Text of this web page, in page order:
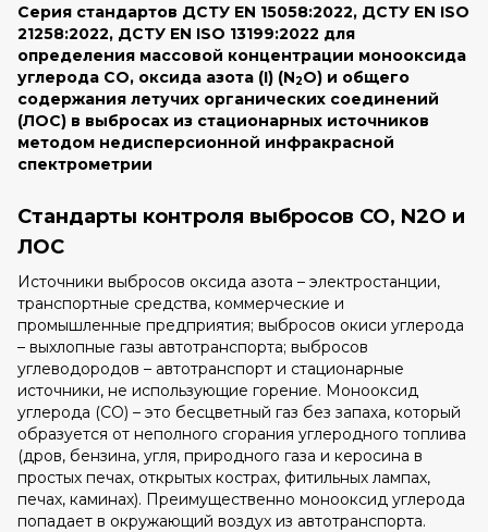
Серия стандартов ДСТУ EN 15058:2022, ДСТУ EN ISO
21258:2022, ДСТУ EN ISO 13199:2022 для
определения массовой концентрации монооксида
углерода СО, оксида азота (І) (N2O) и общего
содержания летучих органических соединений
(ЛОС) в выбросах из стационарных источников
методом недисперсионной инфракрасной
спектрометрии
Стандарты контроля выбросов CO, N2O и
ЛОС
Источники выбросов оксида азота – электростанции,
транспортные средства, коммерческие и
промышленные предприятия; выбросов окиси углерода
– выхлопные газы автотранспорта; выбросов
углеводородов – автотранспорт и стационарные
источники, не использующие горение. Монооксид
углерода (CO) – это бесцветный газ без запаха, который
образуется от неполного сгорания углеродного топлива
(дров, бензина, угля, природного газа и керосина в
простых печах, открытых кострах, фитильных лампах,
печах, каминах). Преимущественно монооксид углерода
попадает в окружающий воздух из автотранспорта.